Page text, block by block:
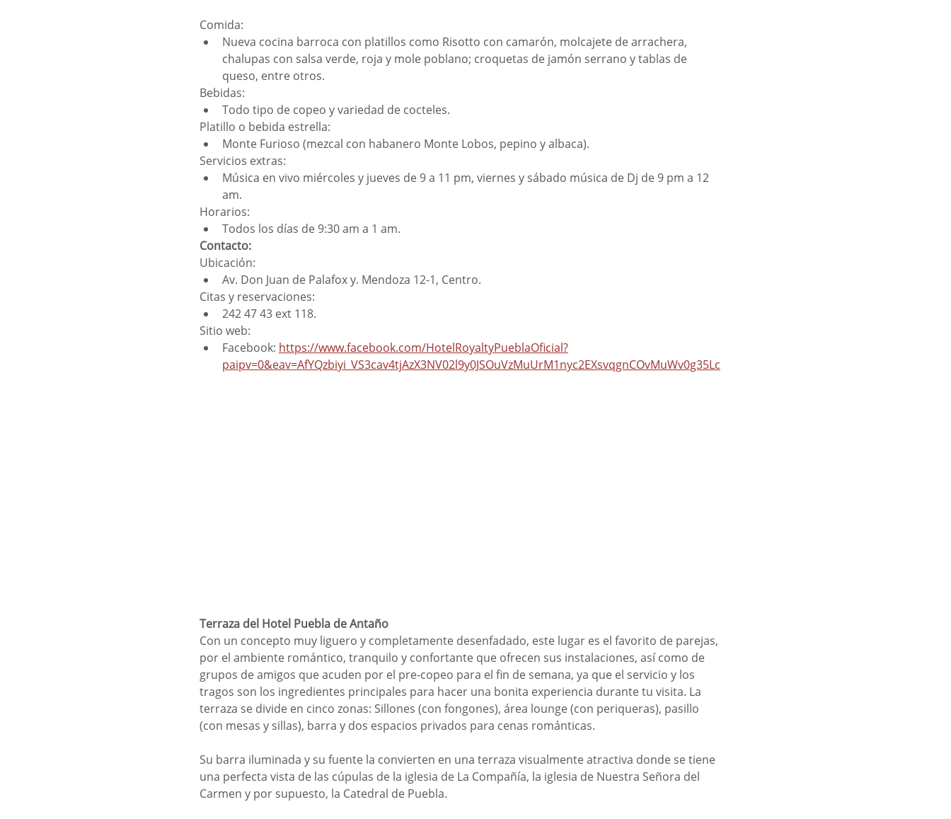
Comida:
Nueva cocina barroca con platillos como Risotto con camarón, molcajete de arrachera,
chalupas con salsa verde, roja y mole poblano; croquetas de jamón serrano y tablas de
queso, entre otros.
Bebidas:
Todo tipo de copeo y variedad de cocteles.
Platillo o bebida estrella:
Monte Furioso (mezcal con habanero Monte Lobos, pepino y albaca).
Servicios extras:
Música en vivo miércoles y jueves de 9 a 11 pm, viernes y sábado música de Dj de 9 pm a 12
am.
Horarios:
Todos los días de 9:30 am a 1 am.
Contacto:
Ubicación:
Av. Don Juan de Palafox y. Mendoza 12-1, Centro.
Citas y reservaciones:
242 47 43 ext 118.
Sitio web:
Facebook: https://www.facebook.com/HotelRoyaltyPueblaOficial?
paipv=0&eav=AfYQzbiyi_VS3cav4tjAzX3NV02l9y0JSOuVzMuUrM1nyc2EXsvqgnCOvMuWv0g35Lc
Terraza del Hotel Puebla de Antaño
Con un concepto muy liguero y completamente desenfadado, este lugar es el favorito de parejas,
por el ambiente romántico, tranquilo y confortante que ofrecen sus instalaciones, así como de
grupos de amigos que acuden por el pre-copeo para el fin de semana, ya que el servicio y los
tragos son los ingredientes principales para hacer una bonita experiencia durante tu visita. La
terraza se divide en cinco zonas: Sillones (con fongones), área lounge (con periqueras), pasillo
(con mesas y sillas), barra y dos espacios privados para cenas románticas.
Su barra iluminada y su fuente la convierten en una terraza visualmente atractiva donde se tiene
una perfecta vista de las cúpulas de la iglesia de La Compañía, la iglesia de Nuestra Señora del
Carmen y por supuesto, la Catedral de Puebla.